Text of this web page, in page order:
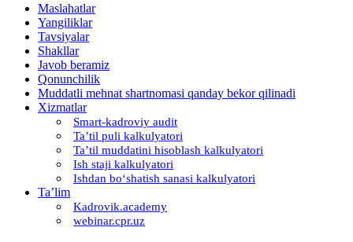
Maslahatlar
Yangiliklar
Tavsiyalar
Shakllar
Javob beramiz
Qonunchilik
Muddatli mehnat shartnomasi qanday bekor qilinadi
Xizmatlar
Smart-kadroviy audit
Ta’til puli kalkulyatori
Ta’til muddatini hisoblash kalkulyatori
Ish staji kalkulyatori
Ishdan boʻshatish sanasi kalkulyatori
Ta’lim
Kadrovik.academy
webinar.cpr.uz